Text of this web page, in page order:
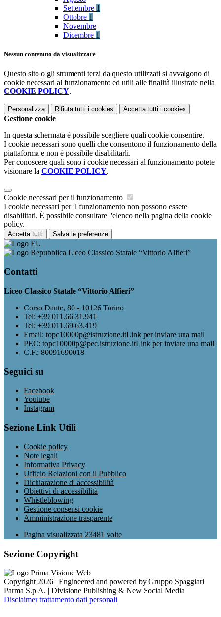
Settembre 1
Ottobre 1
Novembre
Dicembre 1
Nessun contenuto da visualizzare
Questo sito o gli strumenti terzi da questo utilizzati si avvalgono di
cookie necessari al funzionamento ed utili alle finalità illustrate nella
COOKIE POLICY.
Personalizza Rifiuta tutti i cookies Accetta tutti i cookies
Gestione cookie
In questa schermata è possibile scegliere quali cookie consentire.
I cookie necessari sono quelli che consentono il funzionamento della
piattaforma e non è possibile disabilitarli.
Per conoscere quali sono i cookie necessari al funzionamento potete
visionare la COOKIE POLICY.
Cookie necessari per il funzionamento
I cookie necessari per il funzionamento non possono essere
disabilitati. È possibile consultare l'elenco nella pagina della cookie
policy.
Accetta tutti Salva le preferenze
Liceo Classico Statale “Vittorio Alfieri”
Contatti
Liceo Classico Statale “Vittorio Alfieri”
Corso Dante, 80 - 10126 Torino
Tel: +39 011.66.31.941
Tel: +39 011.69.63.419
Email: topc10000p@istruzione.itLink per inviare una mail
PEC: topc10000p@pec.istruzione.itLink per inviare una mail
C.F.: 80091690018
Seguici su
Facebook
Youtube
Instagram
Sezione Link Utili
Cookie policy
Note legali
Informativa Privacy
Ufficio Relazioni con il Pubblico
Dichiarazione di accessibilità
Obiettivi di accessibilità
Whistleblowing
Gestione consensi cookie
Amministrazione trasparente
Pagina visualizzata 23481 volte
Sezione Copyright
Copyright 2026 | Engineered and powered by Gruppo Spaggiari
Parma S.p.A. | Divisione Publishing & New Social Media
Disclaimer trattamento dati personali